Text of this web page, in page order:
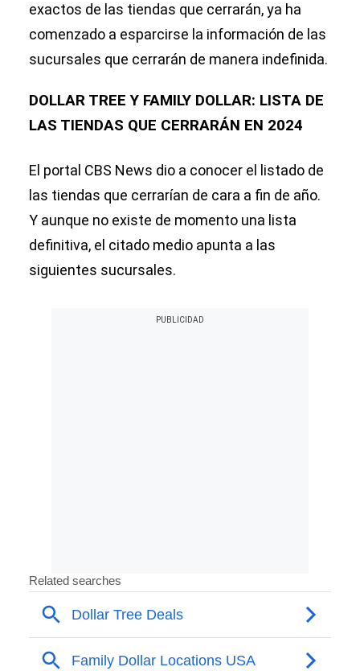
exactos de las tiendas que cerrarán, ya ha
comenzado a esparcirse la información de las
sucursales que cerrarán de manera indefinida.
DOLLAR TREE Y FAMILY DOLLAR: LISTA DE
LAS TIENDAS QUE CERRARÁN EN 2024
El portal CBS News dio a conocer el listado de
las tiendas que cerrarían de cara a fin de año.
Y aunque no existe de momento una lista
definitiva, el citado medio apunta a las
siguientes sucursales.